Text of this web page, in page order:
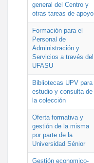
general del Centro y
otras tareas de apoyo
Formación para el
Personal de
Administración y
Servicios a través del
UFASU
Bibliotecas UPV para
estudio y consulta de
la colección
Oferta formativa y
gestión de la misma
por parte de la
Universidad Sénior
Gestión economico-